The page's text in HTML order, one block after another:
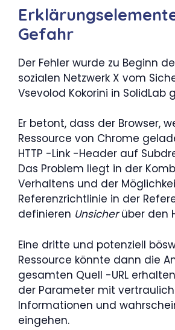
Gefahr
Der Fehler wurde zu Beginn
sozialen Netzwerk X vom
Vsevolod Kokorini in SolidLab
Er betont, dass der Browser,
Ressource von Chrome
HTTP -Link -Header auf
Das Problem liegt in der
Verhaltens und der
Referenzrichtlinie in der
definieren Unsicherüber den
Eine dritte und potenziell
Ressource könnte dann die
gesamten Quell -URL
der Parameter mit
Informationen und
eingehen.